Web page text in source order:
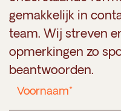
gemakkelijk in
team. Wij streven
opmerkingen zo
beantwoorden.